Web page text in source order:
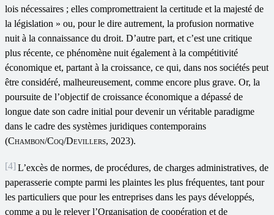
lois nécessaires ; elles compro­mettraient la certitude et la majesté de
la législation » ou, pour le dire autrement, la profusion normative
nuit à la connaissance du droit. D’autre part, et c’est une critique
plus récente, ce phénomène nuit également à la compétitivité
économique et, partant à la croissance, ce qui, dans nos sociétés peut
être considéré, malheureusement, comme encore plus grave. Or, la
poursuite de l’objectif de croissance économique a dépassé de
longue date son cadre initial pour devenir un véritable paradigme
dans le cadre des systèmes juridiques contemporains
(Chambon/Coq/Devillers, 2023).
[4] L’excès de normes, de procédures, de charges administratives, de
paperasserie compte parmi les plaintes les plus fréquentes, tant pour
les particuliers que pour les entreprises dans les pays développés,
comme a pu le relever l’Organisation de coopération et de